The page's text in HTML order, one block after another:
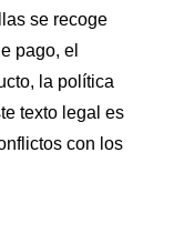
se recoge
pago, el
la política
texto legal es
con los